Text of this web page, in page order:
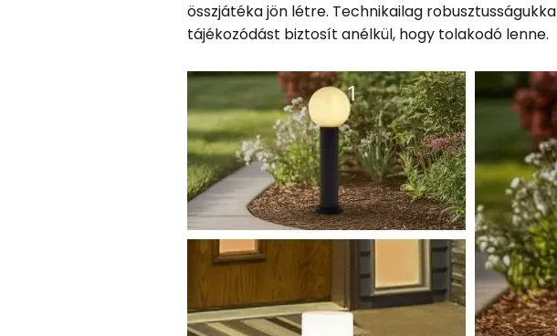
összjátéka jön létre. Technikailag
tájékozódást biztosít anélkül, hogy tolakodó lenne.